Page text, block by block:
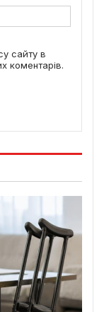
сайту в
коментарів.